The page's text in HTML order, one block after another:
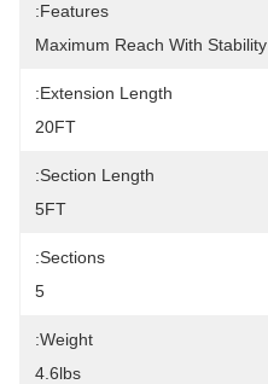
Features:
Maximum Reach With Stability
Extension Length:
20FT
Section Length:
5FT
Sections:
5
Weight:
4.6lbs